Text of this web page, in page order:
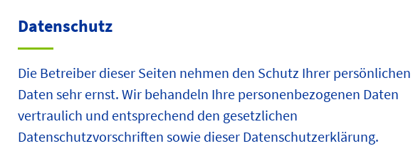
Datenschutz
Die Betreiber dieser Seiten nehmen den Schutz Ihrer persönlichen
Daten sehr ernst. Wir behandeln Ihre personenbezogenen Daten
vertraulich und entsprechend den gesetzlichen
Datenschutzvorschriften sowie dieser Datenschutzerklärung.